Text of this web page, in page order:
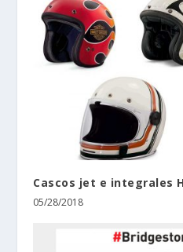
Cascos jet e integrales
05/28/2018